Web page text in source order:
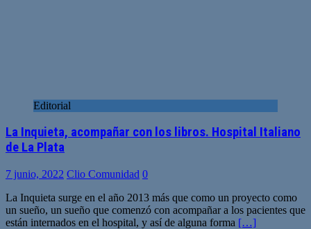
Editorial
La Inquieta, acompañar con los libros. Hospital Italiano
de La Plata
7 junio, 2022 Clio Comunidad 0
La Inquieta surge en el año 2013 más que como un proyecto como
un sueño, un sueño que comenzó con acompañar a los pacientes que
están internados en el hospital, y así de alguna forma […]